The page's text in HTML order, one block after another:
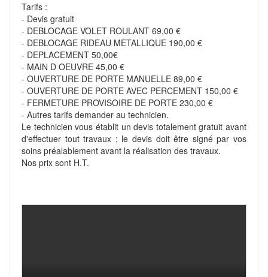
Tarifs :
- Devis gratuit
- DEBLOCAGE VOLET ROULANT 69,00 €
- DEBLOCAGE RIDEAU METALLIQUE 190,00 €
- DEPLACEMENT 50,00€
- MAIN D OEUVRE 45,00 €
- OUVERTURE DE PORTE MANUELLE 89,00 €
- OUVERTURE DE PORTE AVEC PERCEMENT 150,00 €
- FERMETURE PROVISOIRE DE PORTE 230,00 €
- Autres tarifs demander au technicien.
Le technicien vous établit un devis totalement gratuit avant
d'effectuer tout travaux ; le devis doit être signé par vos
soins préalablement avant la réalisation des travaux.
Nos prix sont H.T.